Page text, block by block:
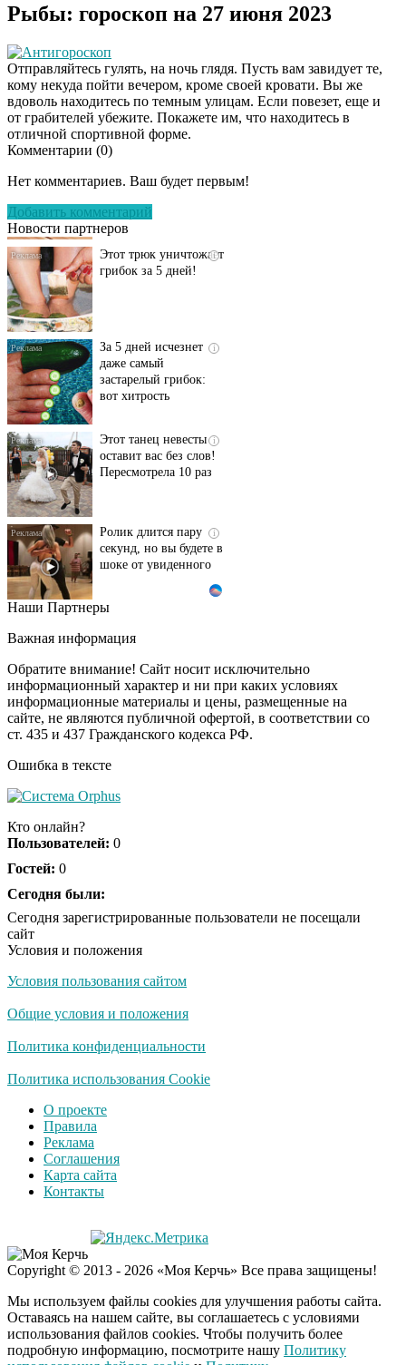
Рыбы: гороскоп на 27 июня 2023
Антигороскоп
Отправляйтесь гулять, на ночь глядя. Пусть вам завидует те,
кому некуда пойти вечером, кроме своей кровати. Вы же
вдоволь находитесь по темным улицам. Если повезет, еще и
от грабителей убежите. Покажете им, что находитесь в
отличной спортивной форме.
Комментарии (0)
Нет комментариев. Ваш будет первым!
Добавить комментарий
Новости партнеров
Даже самый
исчезнет с корнем,
грибок за 5 дней!
даже самый
застарелый грибок:
вот хитрость
оставит вас без слов!
Пересмотрела 10 раз
секунд, но вы будете в
шоке от увиденного
Ролик из Омска: вы
i
Ржу не переставая, это
видео пересмотришь
не раз
Скрытая камера на
их не видят...
Ролик длится
смеяться вы будете
Королева вагона
оставит равнодушным
Забывший о
Плющенко отправляет
Наши Партнеры
Важная информация
Обратите внимание! Сайт носит исключительно
информационный характер и ни при каких условиях
информационные материалы и цены, размещенные на
сайте, не являются публичной офертой, в соответствии со
ст. 435 и 437 Гражданского кодекса РФ.
Ошибка в тексте
Кто онлайн?
Пользователей: 0
Гостей: 0
Сегодня были:
Сегодня зарегистрированные пользователи не посещали
сайт
Условия и положения
Условия пользования сайтом
Общие условия и положения
Политика конфиденциальности
Политика использования Cookie
О проекте
Правила
Реклама
Соглашения
Карта сайта
Контакты
Copyright © 2013 - 2026 «Моя Керчь» Все права защищены!
Мы используем файлы cookies для улучшения работы сайта.
Оставаясь на нашем сайте, вы соглашаетесь с условиями
использования файлов cookies. Чтобы получить более
подробную информацию, посмотрите нашу Политику